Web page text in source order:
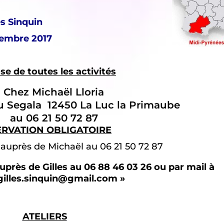
Sinquin
2017
de toutes les activités
Chez Michaël Lloria
Segala 12450 La Luc la Primaube
au 06 21 50 72 87
OBLIGATOIRE
auprès de Michaël au 06 21 50 72 87
de Gilles au 06 88 46 03 26 ou par mail à
»
ATELIERS